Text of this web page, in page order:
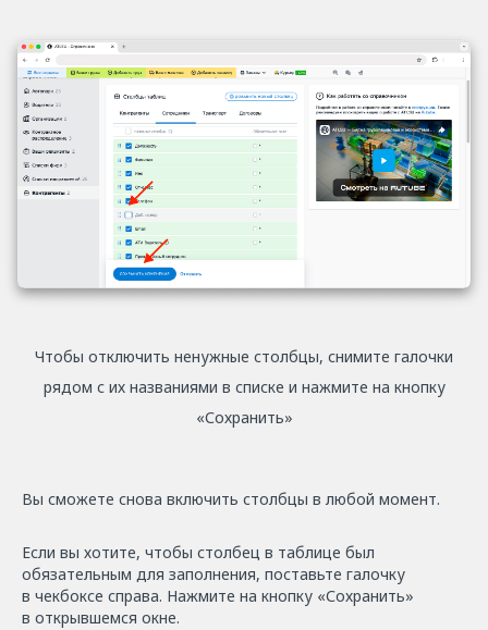
Чтобы отключить ненужные столбцы, снимите галочки
рядом с их названиями в списке и нажмите на кнопку
«Сохранить»
Вы сможете снова включить столбцы в любой момент.
Если вы хотите, чтобы столбец в таблице был
обязательным для заполнения, поставьте галочку
в чекбоксе справа. Нажмите на кнопку «Сохранить»
в открывшемся окне.